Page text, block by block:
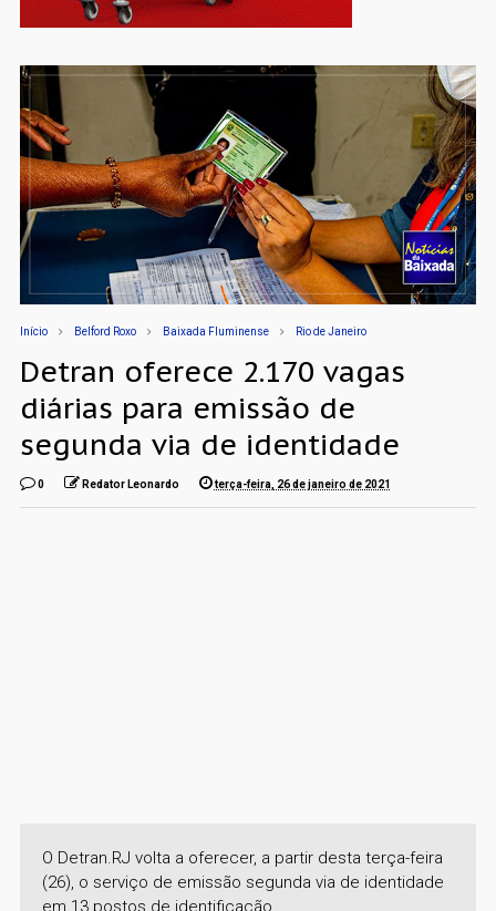
Início Belford Roxo Baixada Fluminense Rio de Janeiro
Detran oferece 2.170 vagas
diárias para emissão de
segunda via de identidade
0 Redator Leonardo terça-feira, 26 de janeiro de 2021
O Detran.RJ volta a oferecer, a partir desta terça-feira
(26), o serviço de emissão segunda via de identidade
em 13 postos de identificação ...